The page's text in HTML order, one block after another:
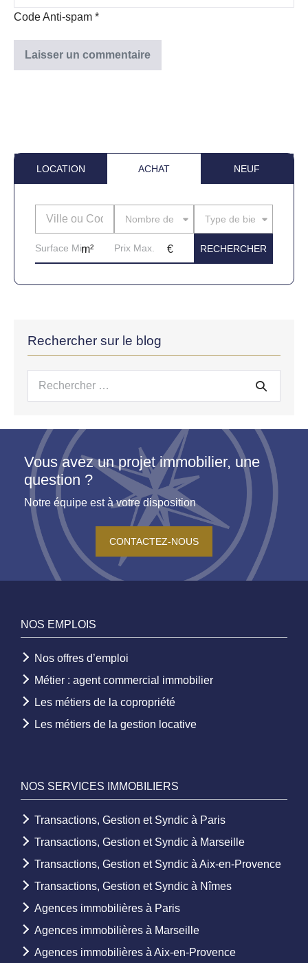
Code Anti-spam *
LOCATION ACHAT NEUF
Nombre de piècesType de bien
Rechercher sur le blog
Recherche
Vous avez un projet immobilier, une
question ?
Notre équipe est à votre disposition
CONTACTEZ-NOUS
NOS EMPLOIS
Nos offres d’emploi
Métier : agent commercial immobilier
Les métiers de la copropriété
Les métiers de la gestion locative
NOS SERVICES IMMOBILIERS
Transactions, Gestion et Syndic à Paris
Transactions, Gestion et Syndic à Marseille
Transactions, Gestion et Syndic à Aix-en-Provence
Transactions, Gestion et Syndic à Nîmes
Agences immobilières à Paris
Agences immobilières à Marseille
Agences immobilières à Aix-en-Provence